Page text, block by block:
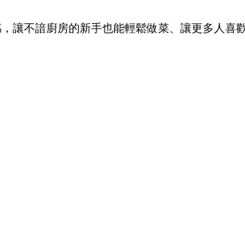
讓不諳廚房的新手也能輕鬆做菜、讓更多人喜